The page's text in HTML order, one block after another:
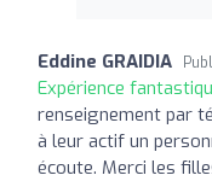
Eddine GRAIDIA
Expérience
renseignement par
à leur actif un
écoute. Merci les